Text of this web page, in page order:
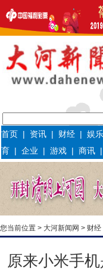
首页 | 资讯 | 财经 |娱乐
育 |企业 |游戏 |商讯
您当前位置 > 大河新闻网 > 财经
原来小米手